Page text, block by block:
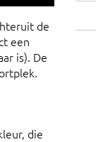
de
een
is). De
die